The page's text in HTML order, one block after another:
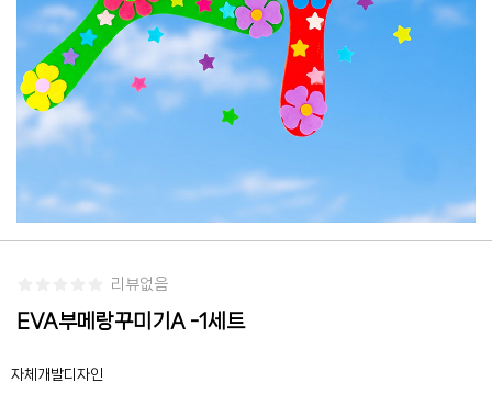
리뷰없음
EVA부메랑꾸미기A -1세트
자체개발디자인